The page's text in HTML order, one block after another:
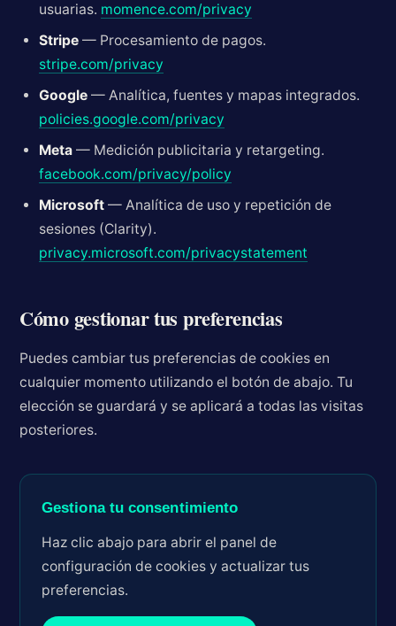
usuarias. momence.com/privacy
Stripe — Procesamiento de pagos.
stripe.com/privacy
Google — Analítica, fuentes y mapas integrados.
policies.google.com/privacy
Meta — Medición publicitaria y retargeting.
facebook.com/privacy/policy
Microsoft — Analítica de uso y repetición de
sesiones (Clarity).
privacy.microsoft.com/privacystatement
Cómo gestionar tus preferencias
Puedes cambiar tus preferencias de cookies en
cualquier momento utilizando el botón de abajo. Tu
elección se guardará y se aplicará a todas las visitas
posteriores.
Gestiona tu consentimiento
Haz clic abajo para abrir el panel de
configuración de cookies y actualizar tus
preferencias.